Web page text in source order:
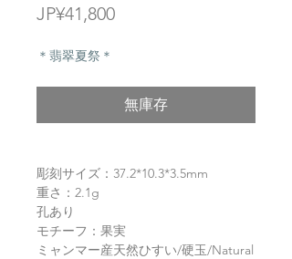
JP¥41,800價
＊翡翠夏祭＊
無庫存
彫刻サイズ：37.2*10.3*3.5mm
重さ：2.1g
孔あり
モチーフ：果実
ミャンマー産天然ひすい/硬玉/Natural